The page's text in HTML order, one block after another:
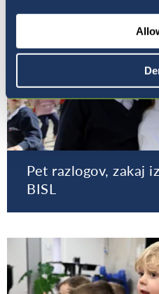
Pet razlogov, zakaj
BISL